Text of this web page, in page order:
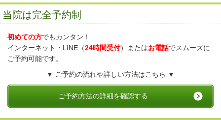
当院は完全予約制
初めての方でもカンタン！
インターネット・LINE（24時間受付）またはお電話でスムーズに
ご予約可能です。
▼ ご予約の流れや詳しい方法はこちら ▼
ご予約方法の詳細を確認する